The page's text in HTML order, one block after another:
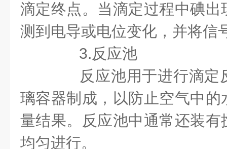
滴定终点。当滴定过程中碘
测到电导或电位变化，并将信
3.反应池
反应池用于进行滴定
璃容器制成，以防止空气中
量结果。反应池中通常还装
均匀进行。